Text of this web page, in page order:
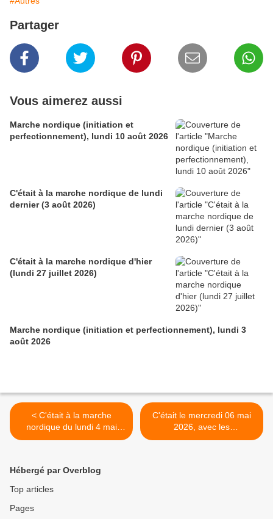
Partager
Vous aimerez aussi
Marche nordique (initiation et
perfectionnement), lundi 10 août 2026
C'était à la marche nordique de lundi
dernier (3 août 2026)
C'était à la marche nordique d'hier
(lundi 27 juillet 2026)
Marche nordique (initiation et perfectionnement), lundi 3
août 2026
< C'était à la marche
nordique du lundi 4 mai
2026
C'était le mercredi 06 mai
2026, avec les
randonneurs, à Bariga >
Hébergé par Overblog
Top articles
Pages